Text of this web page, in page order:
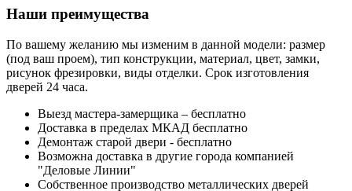
Наши преимущества
По вашему желанию мы изменим в данной модели: размер
(под ваш проем), тип конструкции, материал, цвет, замки,
рисунок фрезировки, виды отделки. Срок изготовления
дверей 24 часа.
Выезд мастера-замерщика – бесплатно
Доставка в пределах МКАД бесплатно
Демонтаж старой двери - бесплатно
Возможна доставка в другие города компанией
"Деловые Линии"
Собственное производство металлических дверей